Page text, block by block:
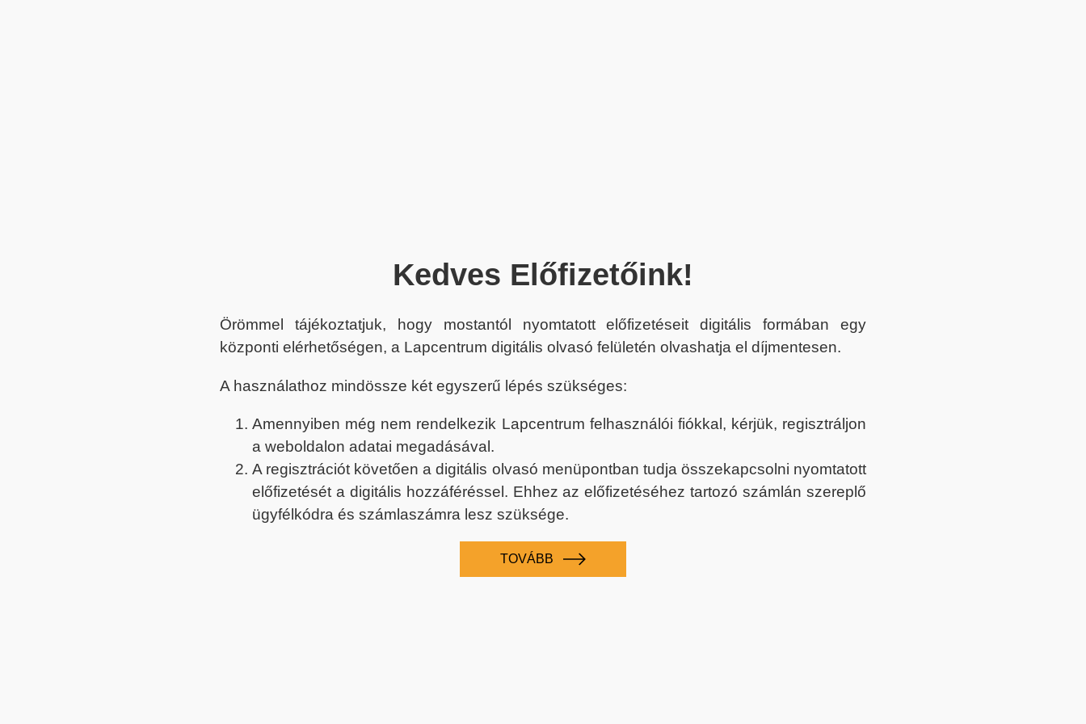
Kedves Előfizetőink!
Örömmel tájékoztatjuk, hogy mostantól nyomtatott előfizetéseit digitális formában egy
központi elérhetőségen, a Lapcentrum digitális olvasó felületén olvashatja el díjmentesen.
A használathoz mindössze két egyszerű lépés szükséges:
Amennyiben még nem rendelkezik Lapcentrum felhasználói fiókkal, kérjük, regisztráljon
a weboldalon adatai megadásával.
A regisztrációt követően a digitális olvasó menüpontban tudja összekapcsolni nyomtatott
előfizetését a digitális hozzáféréssel. Ehhez az előfizetéséhez tartozó számlán szereplő
ügyfélkódra és számlaszámra lesz szüksége.
TOVÁBB